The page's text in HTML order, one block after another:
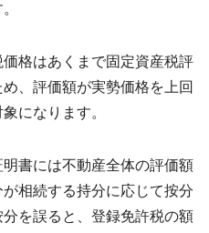
格はあくまで固定資産税評
、評価額が実勢価格を上回
になります。
書には不動産全体の評価額
相続する持分に応じて按分
を誤ると、登録免許税の額